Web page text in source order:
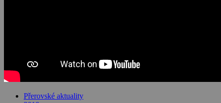
Přerovské aktuality